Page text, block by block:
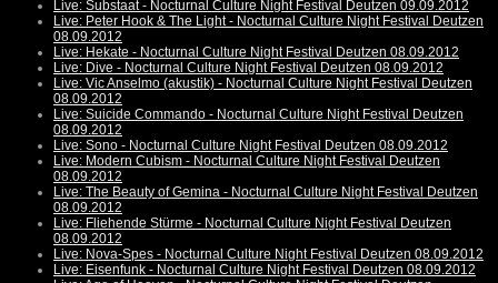
Live: Substaat - Nocturnal Culture Night Festival Deutzen 09.09.2012
Live: Peter Hook & The Light - Nocturnal Culture Night Festival Deutzen
08.09.2012
Live: Hekate - Nocturnal Culture Night Festival Deutzen 08.09.2012
Live: Dive - Nocturnal Culture Night Festival Deutzen 08.09.2012
Live: Vic Anselmo (akustik) - Nocturnal Culture Night Festival Deutzen
08.09.2012
Live: Suicide Commando - Nocturnal Culture Night Festival Deutzen
08.09.2012
Live: Sono - Nocturnal Culture Night Festival Deutzen 08.09.2012
Live: Modern Cubism - Nocturnal Culture Night Festival Deutzen
08.09.2012
Live: The Beauty of Gemina - Nocturnal Culture Night Festival Deutzen
08.09.2012
Live: Fliehende Stürme - Nocturnal Culture Night Festival Deutzen
08.09.2012
Live: Nova-Spes - Nocturnal Culture Night Festival Deutzen 08.09.2012
Live: Eisenfunk - Nocturnal Culture Night Festival Deutzen 08.09.2012